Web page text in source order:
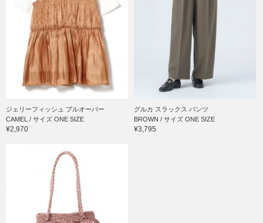
ジェリーフィッシュ プルオーバー
CAMEL / サイズ ONE SIZE
¥2,970
グルカ スラックス パンツ
BROWN / サイズ ONE SIZE
¥3,795